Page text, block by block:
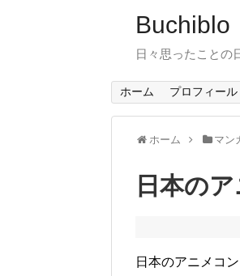
Buchiblo
日々思ったことの
ホーム プロフィール
ホーム マン
日本の
日本のアニメコ